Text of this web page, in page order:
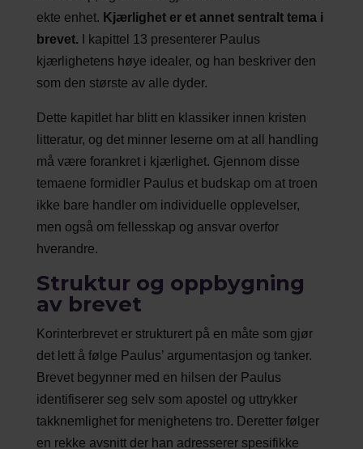
ekte enhet. Kjærlighet er et annet sentralt tema i
brevet. I kapittel 13 presenterer Paulus
kjærlighetens høye idealer, og han beskriver den
som den største av alle dyder.
Dette kapitlet har blitt en klassiker innen kristen
litteratur, og det minner leserne om at all handling
må være forankret i kjærlighet. Gjennom disse
temaene formidler Paulus et budskap om at troen
ikke bare handler om individuelle opplevelser,
men også om fellesskap og ansvar overfor
hverandre.
Struktur og oppbygning
av brevet
Korinterbrevet er strukturert på en måte som gjør
det lett å følge Paulus’ argumentasjon og tanker.
Brevet begynner med en hilsen der Paulus
identifiserer seg selv som apostel og uttrykker
takknemlighet for menighetens tro. Deretter følger
en rekke avsnitt der han adresserer spesifikke